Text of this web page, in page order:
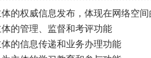
的权威信息发布，体现在网络空
的管理、监督和考评功能
的信息传递和业务办理功能